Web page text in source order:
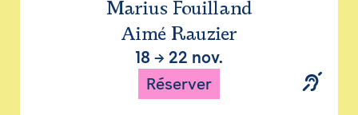
Marius Fouilland
Aimé Rauzier
18 → 22 nov.
Réserver